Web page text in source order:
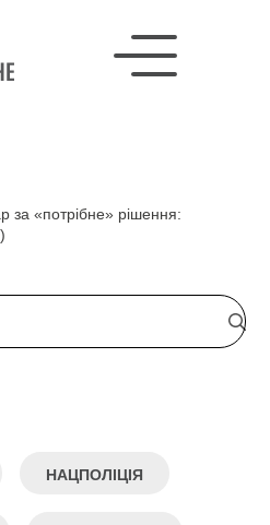
за «потрібне» рішення:
НАЦПОЛІЦІЯ